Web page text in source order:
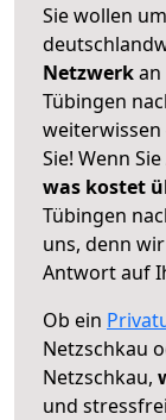
Sie wollen
Netzwerkan
Tübingen
Sie! Wenn
was kostet
Tübingen
uns, denn
Antwort auf
Ob ein
Netzschkau
Netzschkau,
und